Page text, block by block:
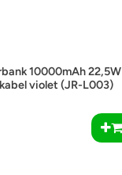
10000mAh 22,5W
violet (JR-L003)